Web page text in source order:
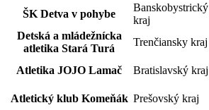
ŠK Detva v pohybe
Banskobystrický
kraj
Detská a mládežnícka
atletika Stará Turá
Trenčiansky kraj
Atletika JOJO Lamač Bratislavský kraj
Atletický klub Komeňák Prešovský kraj